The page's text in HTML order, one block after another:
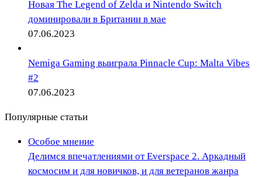
Новая The Legend of Zelda и Nintendo Switch
доминировали в Британии в мае
07.06.2023
Nemiga Gaming выиграла Pinnacle Cup: Malta Vibes
#2
07.06.2023
Популярные статьи
Особое мнение
Делимся впечатлениями от Everspace 2. Аркадный
космосим и для новичков, и для ветеранов жанра